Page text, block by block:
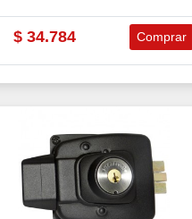
$ 34.784 Comprar